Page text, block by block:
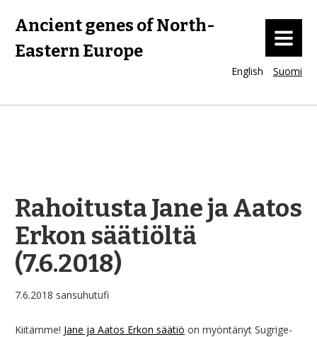
Ancient genes of North-
Eastern Europe
MENU
English Suomi
Rahoitusta Jane ja Aatos
Erkon säätiöltä
(7.6.2018)
7.6.2018 sansuhutufi
Kiitämme! Jane ja Aatos Erkon säätiö on myöntänyt Sugrige-